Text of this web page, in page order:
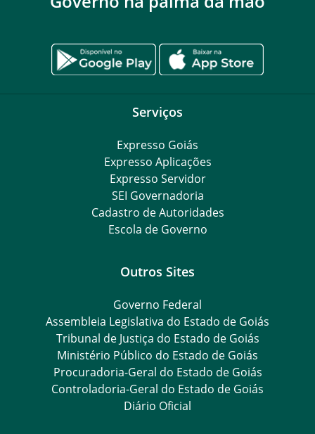
Serviços
Expresso Goiás
Expresso Aplicações
Expresso Servidor
SEI Governadoria
Cadastro de Autoridades
Escola de Governo
Outros Sites
Governo Federal
Assembleia Legislativa do Estado de Goiás
Tribunal de Justiça do Estado de Goiás
Ministério Público do Estado de Goiás
Procuradoria-Geral do Estado de Goiás
Controladoria-Geral do Estado de Goiás
Diário Oficial